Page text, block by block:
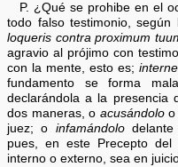
P. ¿Qué se prohibe en el
todo falso testimonio,
loqueris contra proximum
agravio al prójimo con
con la mente, esto es;interne
fundamento se forma
declarándola a la presencia
dos maneras, o acusándoloo
juez; o infamándolodelante
pues, en este Precepto del
interno o externo, sea en